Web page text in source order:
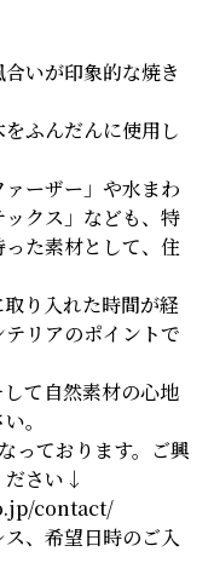
いが印象的な焼き
ふんだんに使用し
ーザー」や水まわ
クス」なども、特
た素材として、住
り入れた時間が経
リアのポイントで
て自然素材の心地
。
っております。ご興
ださい↓
contact/
、希望日時のご入